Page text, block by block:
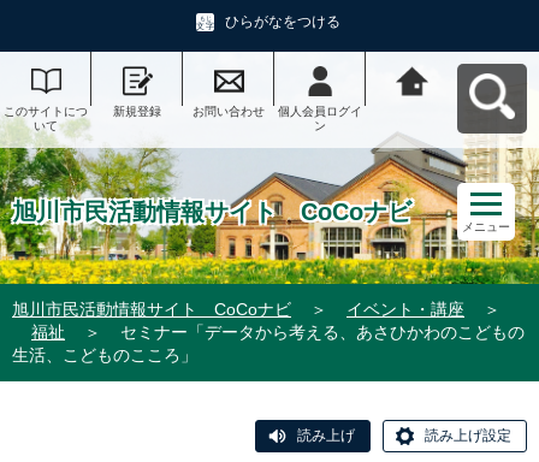
ひらがなをつける
このサイトにつ
いて
新規登録 お問い合わせ
個人会員ログイ
ン
ナビへ戻る
旭川市民活動情報サイト CoCoナビ
メニュー
旭川市民活動情報サイト CoCoナビ ＞ イベント・講座
＞
福祉
＞
セミナー「データから考える、あさひかわのこどもの
生活、こどものこころ」
読み上げ 読み上げ設定